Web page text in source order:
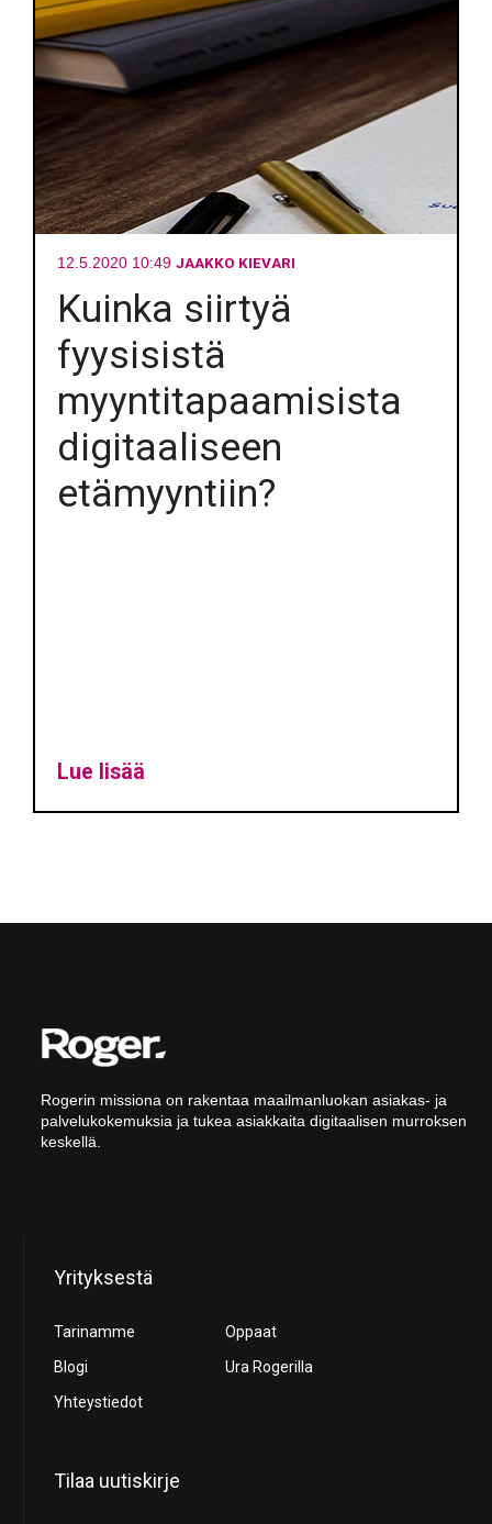
12.5.2020 10:49 JAAKKO KIEVARI
Kuinka siirtyä
fyysisistä
myyntitapaamisista
digitaaliseen
etämyyntiin?
Lue lisää
Rogerin missiona on rakentaa maailmanluokan asiakas- ja
palvelukokemuksia ja tukea asiakkaita digitaalisen murroksen
keskellä.
Yrityksestä
Tarinamme
Oppaat
Blogi
Ura Rogerilla
Yhteystiedot
Tilaa uutiskirje